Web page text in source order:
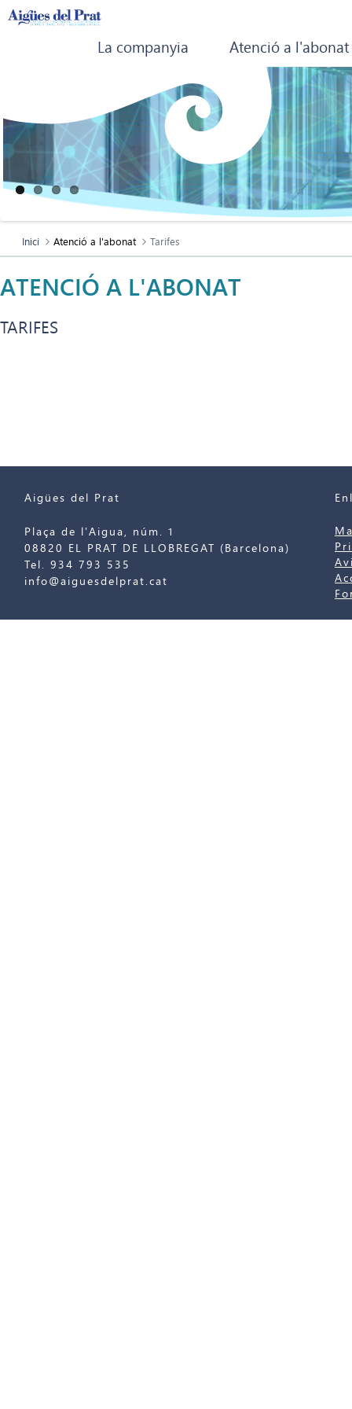
La companyia Atenció a l'abonat
Inici Atenció a l'abonat Tarifes
ATENCIÓ A L'ABONAT
TARIFES
Aigües del Prat
Plaça de l'Aigua, núm. 1
08820 EL PRAT DE LLOBREGAT (Barcelona)
Tel. 934 793 535
info@aiguesdelprat.cat